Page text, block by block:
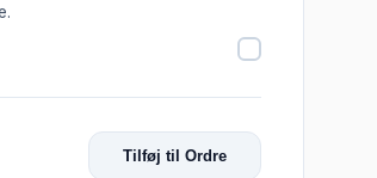
Tilføj til Ordre